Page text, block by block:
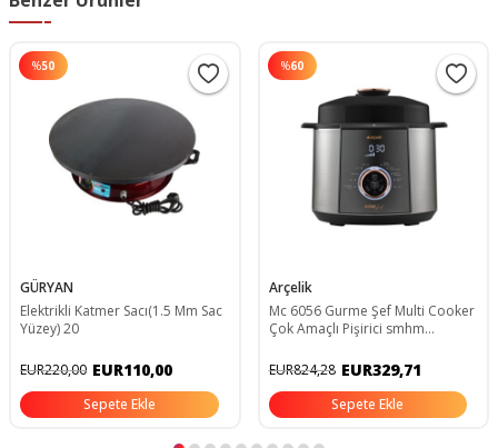
%50
GÜRYAN
Elektrikli Katmer Sacı(1.5 Mm Sac
Yüzey) 20
EUR220,00 EUR110,00
Sepete Ekle
%60
Arçelik
Mc 6056 Gurme Şef Multi Cooker
Çok Amaçlı Pişirici smhm
EUR824,28 EUR329,71
Sepete Ekle